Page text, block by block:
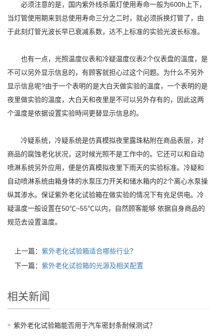
必须注意的是，国内紫外线杀菌灯使用寿命一般为600h上下，
当灯管使用期来到总使用寿命三分之二时，就必须拆换灯管了，由
于此刻灯管光波长早已衰减系数，达不上标准的实验光波长标准。
也有一点，光照温度仪表和冷疑温度仪表2个仪表盘的溫度，是
不可以另外显示信息的，有顾客就担心过这个问题。为什么不另外
显示信息呢?由于一个表明的是大白天做实验的溫度，一个表明的是
夜里做实验的溫度，大白天和夜里是不可以另外存有的，因此这两
个溫度是依据设置实验時间更替显示信息的。
冷疑系统，冷疑系统是仿真模拟夜里露珠粘附在商品表层，对
商品的腐蚀老化状况，这时候光照不是工作中的。它还可以和自动
喷淋系统另外应用，便是仿真模拟夜里下雨天的实验标准。冷疑和
自动喷淋系统由箱身体的水泵压力开关和储水箱内的2个离心水泵操
纵其渗水。保证紫外老化试验箱在做实验的情况下有充足供电。冷
疑溫度一般设置在50℃~55℃以内，自然顾客能够 依据自身商品的
规范去设置溫度。
上一篇： 紫外老化试验箱适合哪些行业？
下一篇： 紫外老化试验箱的光源及相关配置
相关新闻
紫外老化试验箱能否用于汽车密封条耐候测试？